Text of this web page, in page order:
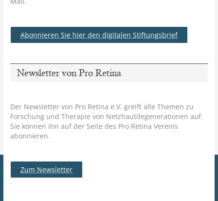
Abonnieren Sie hier den digitalen Stiftungsbrief
Newsletter von Pro Retina
Der Newsletter von Pro Retina e.V. greift alle Themen zu
Forschung und Therapie von Netzhautdegenerationen auf.
Sie können ihn auf der Seite des Pro Retina Vereins
abonnieren.
Zum Newsletter